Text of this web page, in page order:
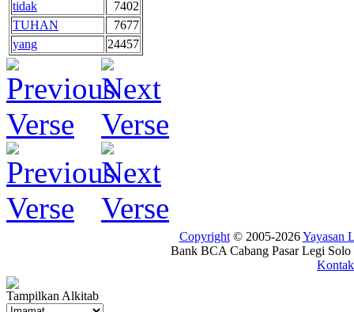
tidak
7402
TUHAN
7677
yang
24457
Copyright© 2005-2026Yayasan
Bank BCA Cabang Pasar Legi
Kontak
Tampilkan Alkitab